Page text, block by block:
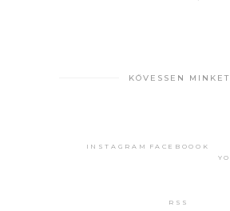
KÖVESSEN MINKET
INSTAGRAM
FACEBOOOK
RSS